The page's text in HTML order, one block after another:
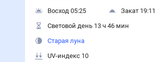
Восход 05:25
Закат 19:11
Световой день 13 ч 46 мин
Старая луна
UV-индекс 10